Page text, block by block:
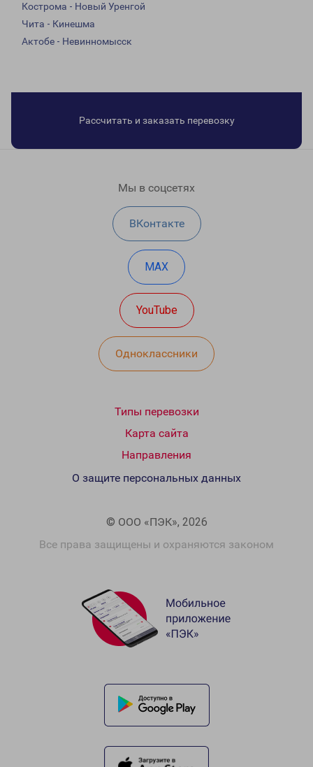
Кострома - Новый Уренгой
Чита - Кинешма
Актобе - Невинномысск
Рассчитать и заказать перевозку
Мы в соцсетях
ВКонтакте
MAX
YouTube
Одноклассники
Типы перевозки
Карта сайта
Направления
© ООО «ПЭК», 2026
Все права защищены и охраняются законом
О защите персональных данных